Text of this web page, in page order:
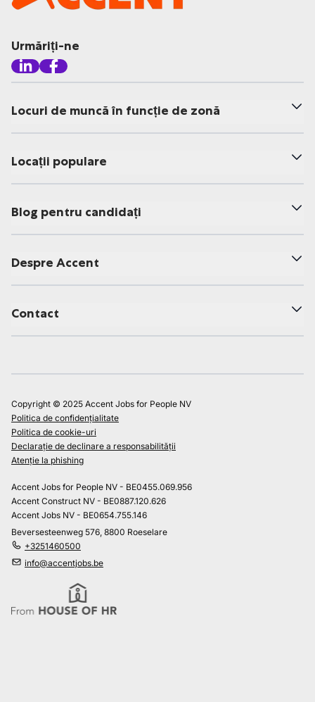
Urmăriți-ne
Locuri de muncă în funcție de zonă
Locații populare
Blog pentru candidați
Despre Accent
Contact
Copyright © 2025 Accent Jobs for People NV
Politica de confidențialitate
Politica de cookie-uri
Declarație de declinare a responsabilității
Atenție la phishing
Accent Jobs for People NV - BE0455.069.956
Accent Construct NV - BE0887.120.626
Accent Jobs NV - BE0654.755.146
Beversesteenweg 576, 8800 Roeselare
+3251460500
info@accentjobs.be